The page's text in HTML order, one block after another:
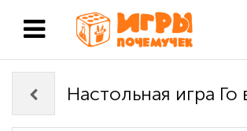
Настольная игра Го